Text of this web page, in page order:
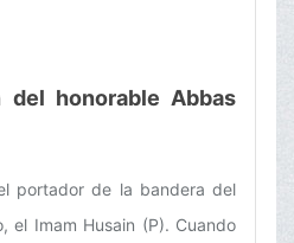
del honorable Abbas
portador de la bandera del
el Imam Husain (P). Cuando